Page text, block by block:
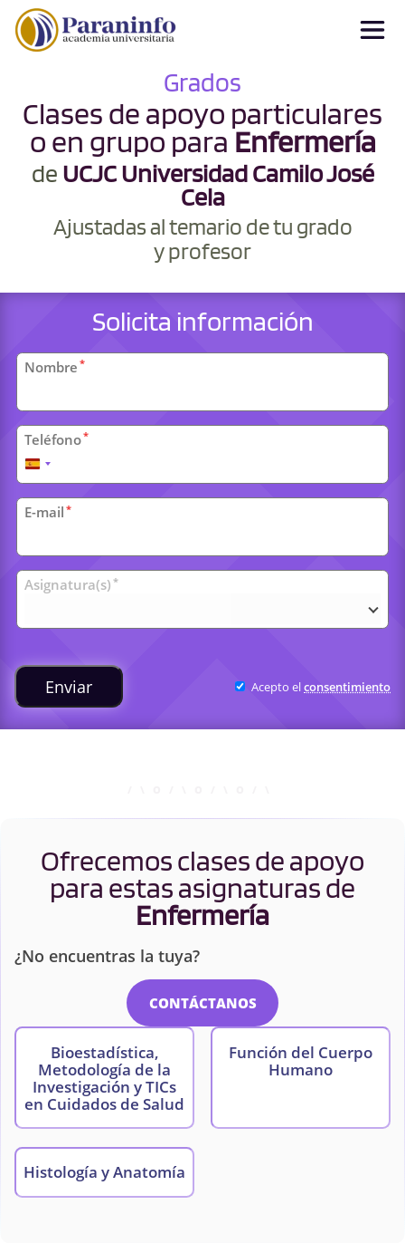
Grados
Clases de apoyo particulares
o en grupo paraEnfermería
de UCJC Universidad Camilo José
Cela
Ajustadas al temario de tu grado
y profesor
Solicita información
Datos
personales
Nombre *
Teléfono*
España
+34
E-mail *
Clases
universitarias
Asignatura(s) *
Enviar Acepto elconsentimiento
Ofrecemos clases de apoyo
para estas asignaturas de
Enfermería
¿No encuentras la tuya?
CONTÁCTANOS
Bioestadística,
Metodología de la
Investigación y TICs
en Cuidados de Salud
Función del Cuerpo
Humano
Histología y Anatomía